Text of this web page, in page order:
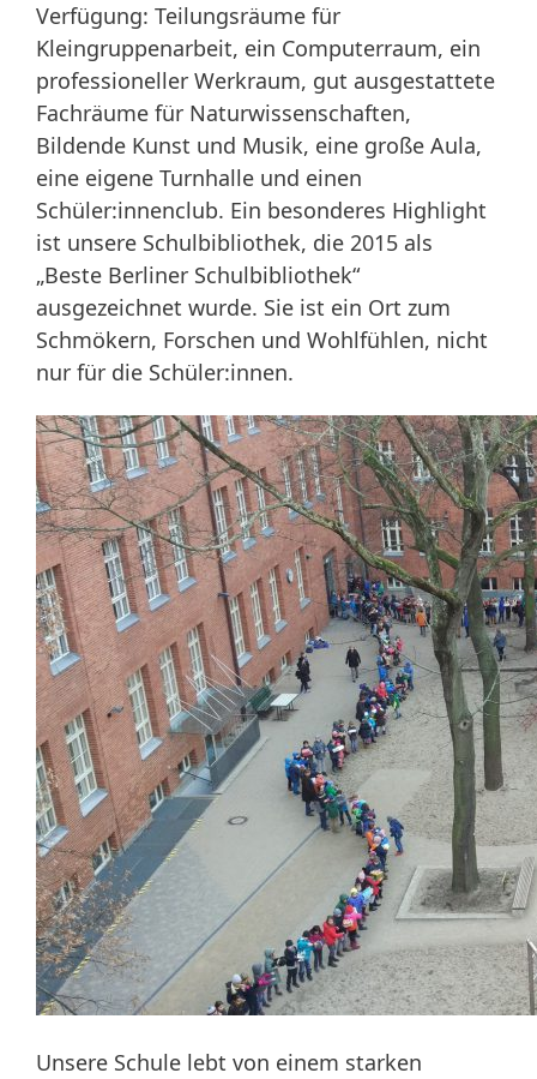
Verfügung: Teilungsräume für
Kleingruppenarbeit, ein Computerraum, ein
professioneller Werkraum, gut ausgestattete
Fachräume für Naturwissenschaften,
Bildende Kunst und Musik, eine große Aula,
eine eigene Turnhalle und einen
Schüler:innenclub. Ein besonderes Highlight
ist unsere Schulbibliothek, die 2015 als
„Beste Berliner Schulbibliothek“
ausgezeichnet wurde. Sie ist ein Ort zum
Schmökern, Forschen und Wohlfühlen, nicht
nur für die Schüler:innen.
Unsere Schule lebt von einem starken